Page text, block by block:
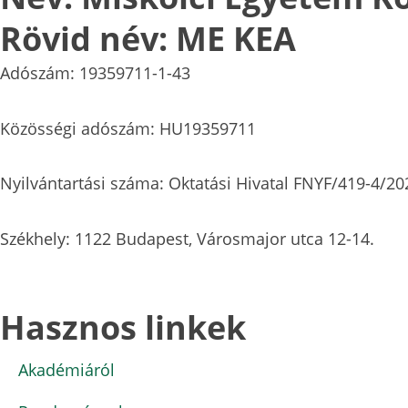
Rövid név: ME KEA
Adószám: 19359711-1-43
Közösségi adószám: HU19359711
Nyilvántartási száma: Oktatási Hivatal FNYF/419-4/
Székhely: 1122 Budapest, Városmajor utca 12-14.
Hasznos linkek
Akadémiáról